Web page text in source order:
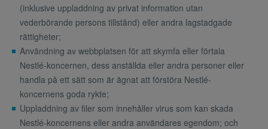
(inklusive uppladdning av privat information utan
vederbörande persons tillstånd) eller andra lagstadgade
rättigheter;
Användning av webbplatsen för att skymfa eller förtala
Nestlé-koncernen, dess anställda eller andra personer eller
handla på ett sätt som är ägnat att förstöra Nestlé-
koncernens goda rykte;
Uppladdning av filer som innehåller virus som kan skada
Nestlé-koncernens eller andra användares egendom; och